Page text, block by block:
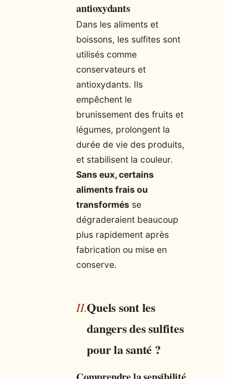
antioxydants
Dans les aliments et
boissons, les sulfites sont
utilisés comme
conservateurs et
antioxydants. Ils
empêchent le
brunissement des fruits et
légumes, prolongent la
durée de vie des produits,
et stabilisent la couleur.
Sans eux, certains
aliments frais ou
transformés se
dégraderaient beaucoup
plus rapidement après
fabrication ou mise en
conserve.
Quels sont les
dangers des sulfites
pour la santé ?